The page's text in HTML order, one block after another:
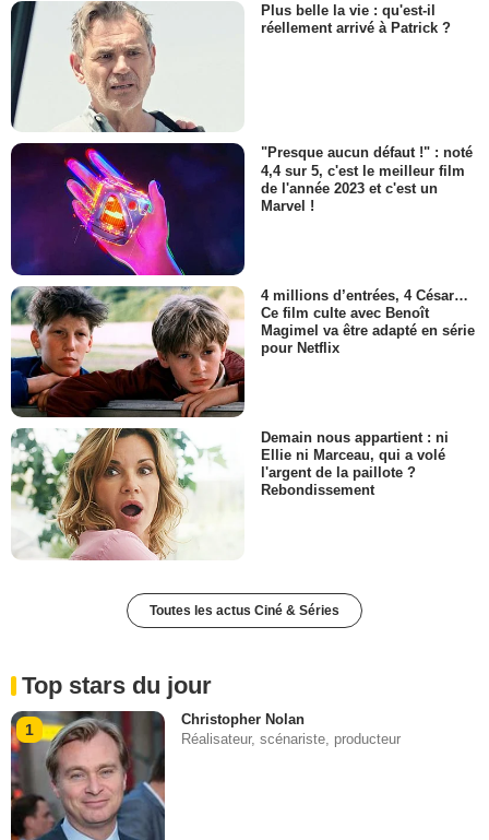
Plus belle la vie : qu'est-il
réellement arrivé à Patrick ?
"Presque aucun défaut !" : noté
4,4 sur 5, c'est le meilleur film
de l'année 2023 et c'est un
Marvel !
4 millions d’entrées, 4 César…
Ce film culte avec Benoît
Magimel va être adapté en série
pour Netflix
Demain nous appartient : ni
Ellie ni Marceau, qui a volé
l'argent de la paillote ?
Rebondissement
Toutes les actus Ciné & Séries
Top stars du jour
1
Christopher Nolan
Réalisateur, scénariste, producteur